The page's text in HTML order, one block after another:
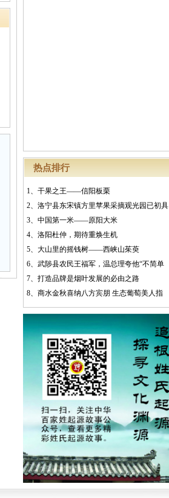
热点排行
1、 干果之王——信阳板栗
2、 洛宁县东宋镇方里苹果采摘观光园已初具
3、 中国第一米——原阳大米
4、 洛阳杜仲，期待重焕生机
5、 大山里的摇钱树——西峡山茱萸
6、 武陟县农民王福军，温总理夸他“不简单
7、 打造品牌是烟叶发展的必由之路
8、 商水金秋喜纳八方宾朋 生态葡萄美人指